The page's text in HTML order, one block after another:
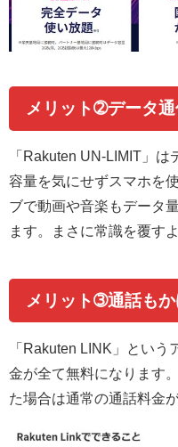
メリット➁データ
「Rakuten UN-LIMIT」
容量を気にせずスマホを
ブで動画や音楽もデータ
ます。まさに常識を覆す
メリット➂通話も
「Rakuten LINK」とい
金が全て無料になります
た場合は通常の通話料金